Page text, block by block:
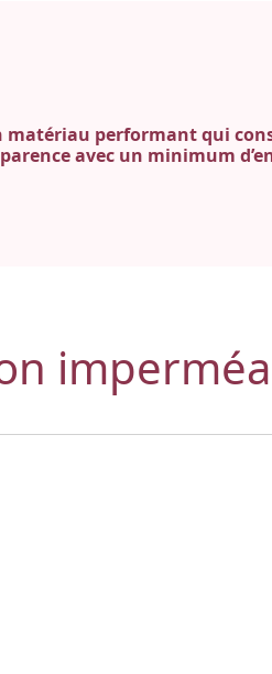
matériau performant qui
avec un minimum